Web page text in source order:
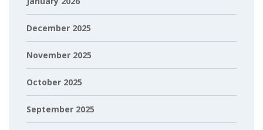
December 2025
November 2025
October 2025
September 2025